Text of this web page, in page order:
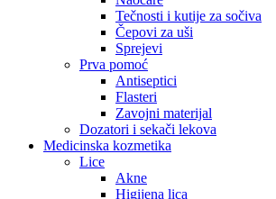
Tečnosti i kutije za sočiva
Čepovi za uši
Sprejevi
Prva pomoć
Antiseptici
Flasteri
Zavojni materijal
Dozatori i sekači lekova
Medicinska kozmetika
Lice
Akne
Higijena lica